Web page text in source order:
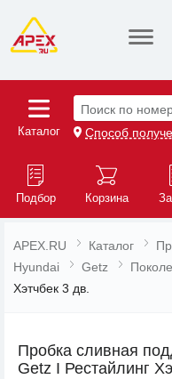
Каталог
Поиск по
Способ
Подбор Корзина
APEX.RU Каталог
Hyundai
Getz
Хэтчбек 3 дв.
Пробка сливная
Getz I Рестайлинг